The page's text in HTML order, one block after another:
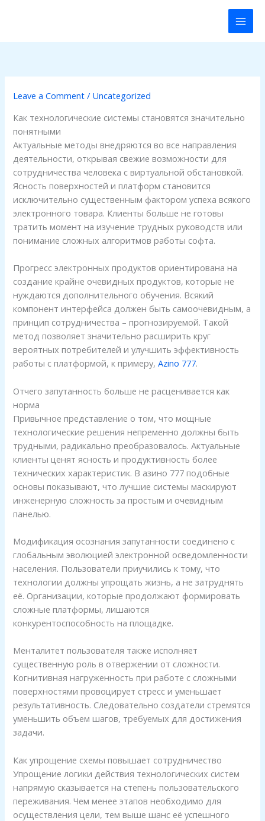
Leave a Comment / Uncategorized
Как технологические системы становятся значительно
понятными
Актуальные методы внедряются во все направления
деятельности, открывая свежие возможности для
сотрудничества человека с виртуальной обстановкой.
Ясность поверхностей и платформ становится
исключительно существенным фактором успеха всякого
электронного товара. Клиенты больше не готовы
тратить момент на изучение трудных руководств или
понимание сложных алгоритмов работы софта.
Прогресс электронных продуктов ориентирована на
создание крайне очевидных продуктов, которые не
нуждаются дополнительного обучения. Всякий
компонент интерфейса должен быть самоочевидным, а
принцип сотрудничества – прогнозируемой. Такой
метод позволяет значительно расширить круг
вероятных потребителей и улучшить эффективность
работы с платформой, к примеру,Azino 777.
Отчего запутанность больше не расценивается как
норма
Привычное представление о том, что мощные
технологические решения непременно должны быть
трудными, радикально преобразовалось. Актуальные
клиенты ценят ясность и продуктивность более
технических характеристик. В азино 777 подобные
основы показывают, что лучшие системы маскируют
инженерную сложность за простым и очевидным
панелью.
Модификация осознания запутанности соединено с
глобальным эволюцией электронной осведомленности
населения. Пользователи приучились к тому, что
технологии должны упрощать жизнь, а не затруднять
её. Организации, которые продолжают формировать
сложные платформы, лишаются
конкурентоспособность на площадке.
Менталитет пользователя также исполняет
существенную роль в отвержении от сложности.
Когнитивная нагруженность при работе с сложными
поверхностями провоцирует стресс и уменьшает
результативность. Следовательно создатели стремятся
уменьшить объем шагов, требуемых для достижения
задачи.
Как упрощение схемы повышает сотрудничество
Упрощение логики действия технологических систем
напрямую сказывается на степень пользовательского
переживания. Чем менее этапов необходимо для
осуществления цели, тем выше шанс её успешного